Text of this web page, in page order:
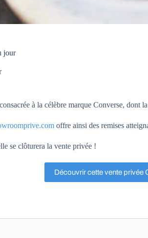
jour
à la célèbre marque Converse, dont
offre ainsi des remises
se clôturera la vente privée !
Découvrir cette vente privée